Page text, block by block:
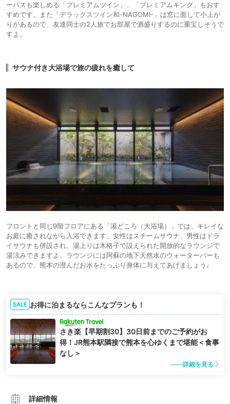
ーバスも楽しめる「プレミアムツイン」、「プレミアムキング」もおす
すめです。また「デラックスツイン和-NAGOMI-」は窓に面して小上が
りがあるので、友達同士の2人旅でお部屋で酒盛りするのに重宝しそうで
すよ。
サウナ付き大浴場で旅の疲れを癒して
フロントと同じ9階フロアにある「湯どころ（大浴場）」では、キレイな
お庭に癒されながら入浴できます。女性はスチームサウナ、男性はドラ
イサウナも併設され、湯上りは木格子で設えられた開放的なラウンジで
湯涼みできますよ。ラウンジには阿蘇の地下天然水のウォーターバーも
あるので、熊本の澄んだお水をたっぷり身体に与えてあげましょう♩
SALE お得に泊まるならこんなプランも！
さき楽【早期割30】30日前までのご予約がお
得！JR熊本駅隣接で熊本を心ゆくまで堪能＜食事
なし＞
詳細を見る
詳細情報